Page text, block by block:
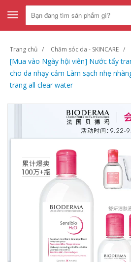
Toggle
navigation
Trang chủ Chăm sóc da - SKINCARE
[Mua vào Ngày hội viên] Nước tẩy
cho da nhạy cảm Làm sạch nhẹ
trang all clear water